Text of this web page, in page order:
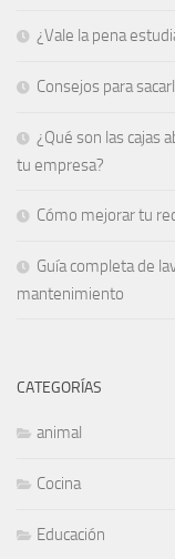
¿Vale la pena
Consejos para
¿Qué son las cajas
tu empresa?
Cómo mejorar tu
Guía completa de
mantenimiento
CATEGORÍAS
animal
Cocina
Educación